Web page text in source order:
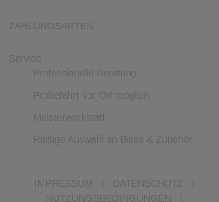
ZAHLUNGSARTEN
Service
Professionelle Beratung
Probefahrt vor Ort möglich
Meisterwerkstatt
Riesige Auswahl an Bikes & Zubehör
IMPRESSUM DATENSCHUTZ
NUTZUNGSBEDINGUNGEN